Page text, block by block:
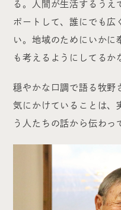
る。人間が生活するうえ
ポートして、誰にでも広
い。地域のためにいかに
も考えるようにしてるか
穏やかな口調で語る牧野
気にかけていることは、
う人たちの話から伝わっ